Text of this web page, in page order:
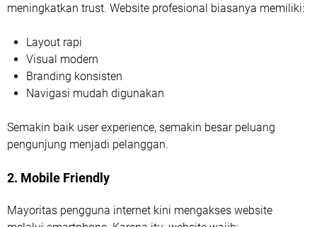
meningkatkan trust. Website profesional biasanya memiliki:
Layout rapi
Visual modern
Branding konsisten
Navigasi mudah digunakan
Semakin baik user experience, semakin besar peluang
pengunjung menjadi pelanggan.
2. Mobile Friendly
Mayoritas pengguna internet kini mengakses website